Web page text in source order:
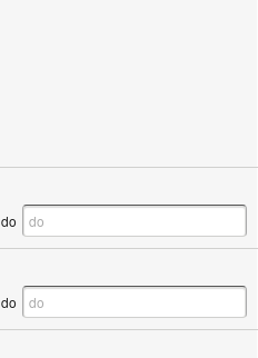
do
do